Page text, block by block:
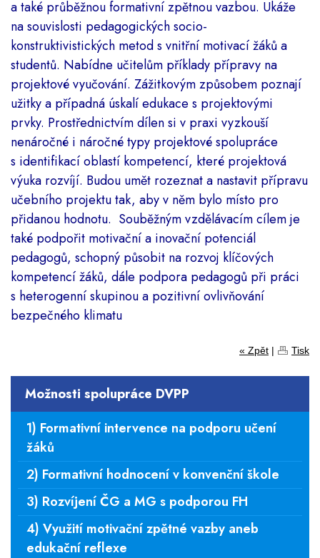
a také průběžnou formativní zpětnou vazbou. Ukáže
na souvislosti pedagogických socio-
konstruktivistických metod s vnitřní motivací žáků a
studentů. Nabídne učitelům příklady přípravy na
projektové vyučování. Zážitkovým způsobem poznají
užitky a případná úskalí edukace s projektovými
prvky. Prostřednictvím dílen si v praxi vyzkouší
nenáročné i náročné typy projektové spolupráce
s identifikací oblastí kompetencí, které projektová
výuka rozvíjí. Budou umět rozeznat a nastavit přípravu
učebního projektu tak, aby v něm bylo místo pro
přidanou hodnotu. Souběžným vzdělávacím cílem je
také podpořit motivační a inovační potenciál
pedagogů, schopný působit na rozvoj klíčových
kompetencí žáků, dále podpora pedagogů při práci
s heterogenní skupinou a pozitivní ovlivňování
bezpečného klimatu
« Zpět | Tisk
Možnosti spolupráce DVPP
1) Formativní intervence na podporu učení
žáků
2) Formativní hodnocení v konvenční škole
3) Rozvíjení ČG a MG s podporou FH
4) Využití motivační zpětné vazby aneb
edukační reflexe